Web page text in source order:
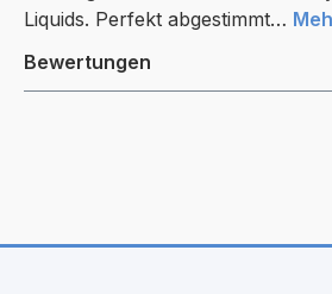
Liquids. Perfekt abgestimmt…
Bewertungen